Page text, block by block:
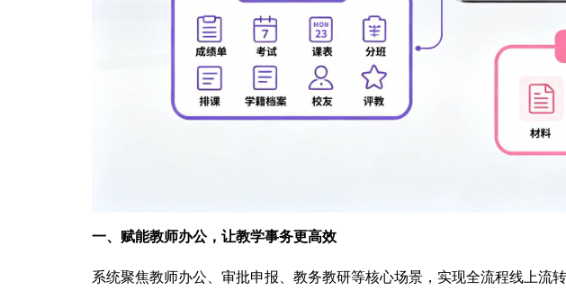
一、赋能教师办公，让教学事务更高效
系统聚焦教师办公、审批申报、教务教研等核心场景，实现全流程线上